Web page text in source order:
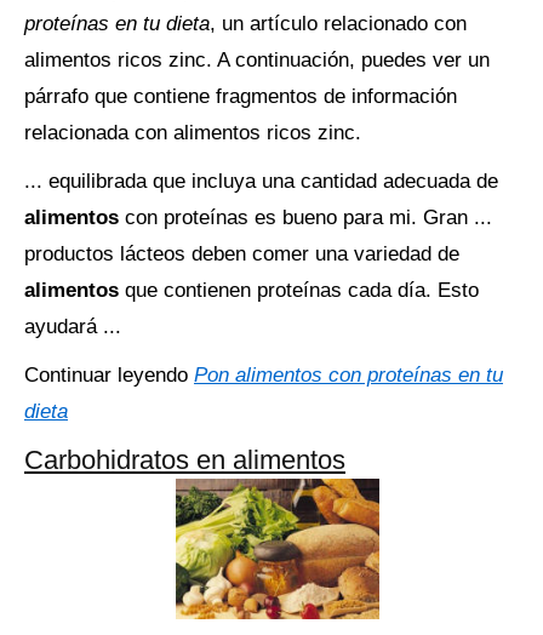
proteínas en tu dieta, un artículo relacionado con
alimentos ricos zinc. A continuación, puedes ver un
párrafo que contiene fragmentos de información
relacionada con alimentos ricos zinc.
... equilibrada que incluya una cantidad adecuada de
alimentos con proteínas es bueno para mi. Gran ...
productos lácteos deben comer una variedad de
alimentos que contienen proteínas cada día. Esto
ayudará ...
Continuar leyendo Pon alimentos con proteínas en tu
dieta
Carbohidratos en alimentos